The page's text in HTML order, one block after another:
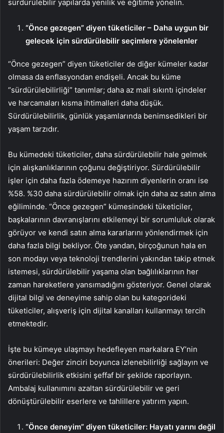
sürdürülebilir yapılarda yenilik ve eğitime yönelin.
“Önce gezegen” diyen tüketiciler – Daha uygun bir
gelecek için sürdürülebilir seçimlere yönelenler
“Önce gezegen” diyen tüketiciler de diğer kümeler kadar
olmasa da enflasyondan endişeli. Ancak bu küme
“sürdürülebilirliği” tanımlar; daha az mali sıkıntı içindeler
ve harcamaları kısma ihtimalleri daha düşük.
Sürdürülebilirlik, günlük yaşamlarında benimsedikleri bir
yaşam tarzıdır.
Bu kümedeki tüketiciler, daha sürdürülebilir hale gelmek
için alışkanlıklarının çoğunu değiştiriyor. Sürdürülebilir
işler için daha fazla ödemeye hazırım diyenlerin oranı ise
%58. %30 daha sürdürülebilir olmak için daha az satın alma
eğiliminde. “Önce gezegen” kümesindeki tüketiciler,
başkalarının davranışlarını etkilemeyi bir sorumluluk olarak
görüyor ve kendi satın alma kararlarını yönlendirmek için
daha fazla bilgi bekliyor. Öte yandan, birçoğunun hala en
son modayı veya teknoloji trendlerini yakından takip etmek
istemesi, sürdürülebilir yaşama olan bağlılıklarının her
zaman hareketlere yansımadığını gösteriyor. Genel olarak
dijital bilgi ve deneyime sahip olan bu kategorideki
tüketiciler, alışveriş için dijital kanalları kullanmayı tercih
etmektedir.
İşte bu kümeye ulaşmayı hedefleyen markalara EY’nin
önerileri: Değer zinciri boyunca izlenebilirliği sağlayın ve
sürdürülebilirlik etkisini şeffaf bir şekilde raporlayın.
Ambalaj kullanımını azaltan sürdürülebilir ve geri
dönüştürülebilir eserlere ve tahlillere yatırım yapın.
“Önce deneyim” diyen tüketiciler: Hayatı yarını değil